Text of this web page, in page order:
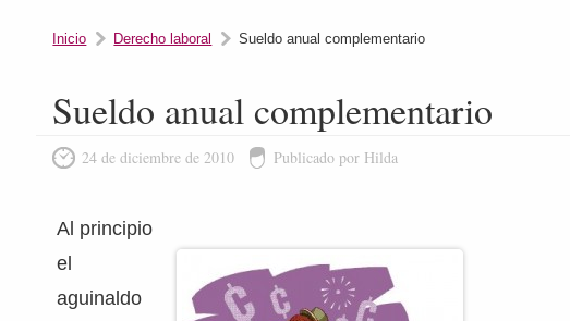
Inicio Derecho laboral Sueldo anual complementario
Sueldo anual complementario
24 de diciembre de 2010 Publicado por Hilda
Al principio
el
aguinaldo